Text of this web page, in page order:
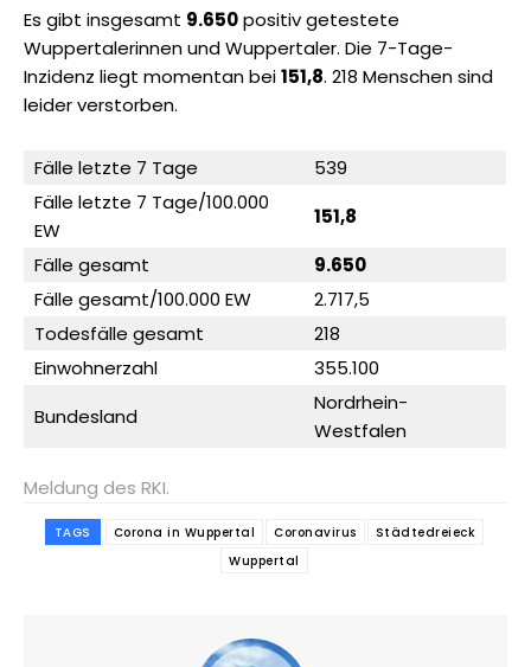
Es gibt insgesamt 9.650positiv getestete
Wuppertalerinnen und Wuppertaler. Die 7-Tage-
Inzidenz liegt momentan bei151,8. 218 Menschen sind
leider verstorben.
Fälle letzte 7 Tage
539
Fälle letzte 7 Tage/100.000
EW
151,8
Fälle gesamt
9.650
Fälle gesamt/100.000 EW
2.717,5
Todesfälle gesamt
218
Einwohnerzahl
355.100
Bundesland
Nordrhein-
Westfalen
Meldung des RKI.
TAGS Corona in Wuppertal Coronavirus
Städtedreieck
Wuppertal